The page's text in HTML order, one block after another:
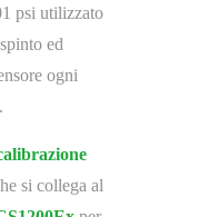
psi utilizzato
ed
ogni
si collega al